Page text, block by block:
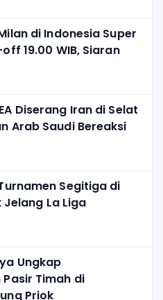
di Indonesia Super
19.00 WIB, Siaran
Diserang Iran di Selat
Arab Saudi Bereaksi
Segitiga di
Jelang La Liga
Ungkap
Timah di
Priok